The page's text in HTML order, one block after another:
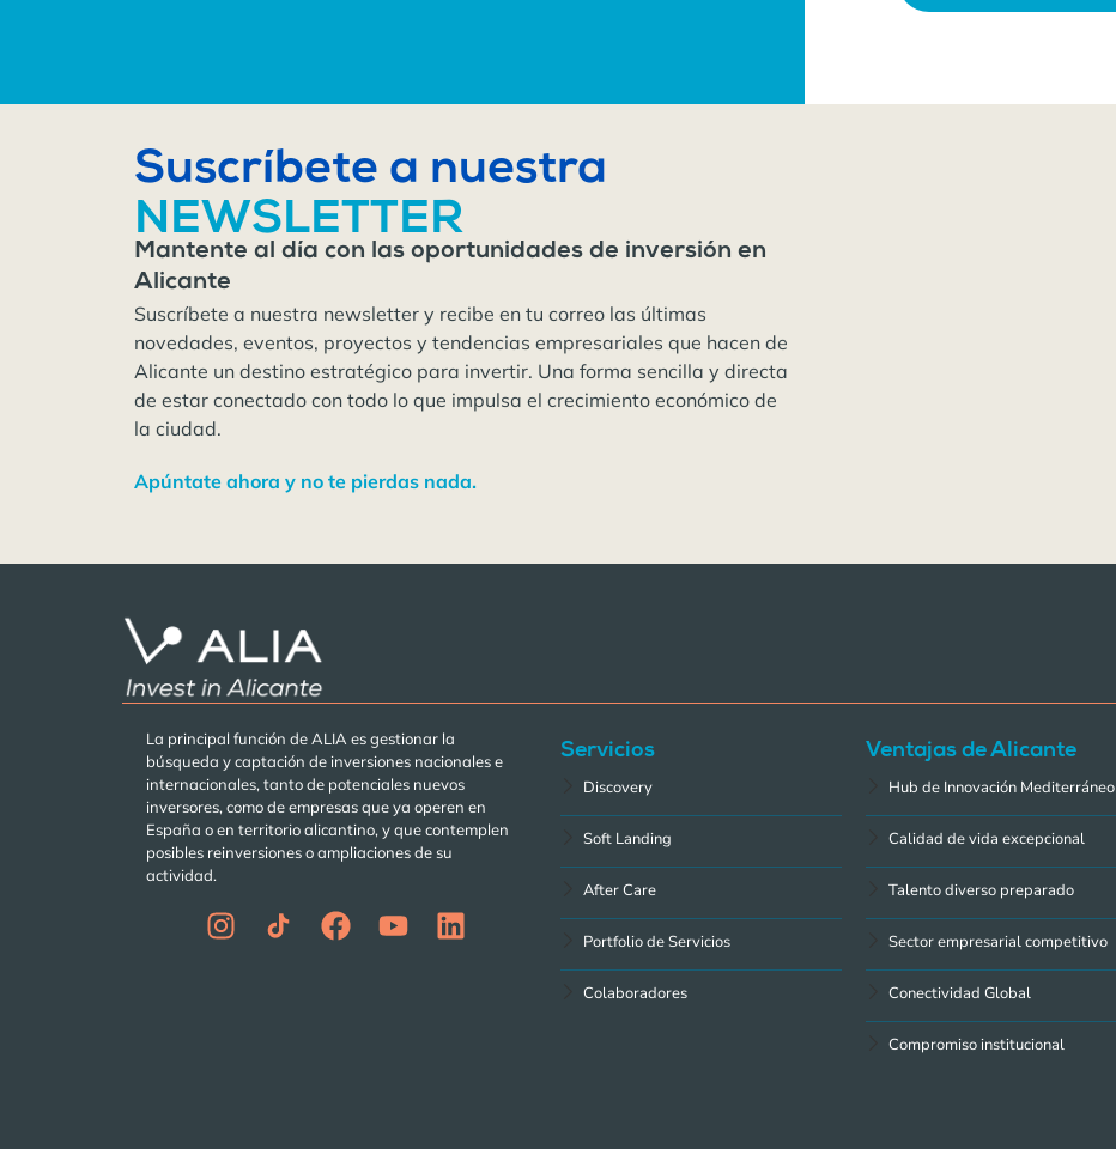
Suscríbete a nuestra
NEWSLETTER
Mantente al día con las oportunidades de inversión en
Alicante
Suscríbete a nuestra newsletter y recibe en tu correo las últimas
novedades, eventos, proyectos y tendencias empresariales que hacen de
Alicante un destino estratégico para invertir. Una forma sencilla y directa
de estar conectado con todo lo que impulsa el crecimiento económico de
la ciudad.
Apúntate ahora y no te pierdas nada.
La principal función de ALIA es gestionar la
búsqueda y captación de inversiones nacionales e
internacionales, tanto de potenciales nuevos
inversores, como de empresas que ya operen en
España o en territorio alicantino, y que contemplen
posibles reinversiones o ampliaciones de su
actividad.
Servicios
Discovery
Soft Landing
After Care
Portfolio de Servicios
Colaboradores
Ventajas de Alicante
Hub de Innovación Mediterráneo
Calidad de vida excepcional
Talento diverso preparado
Sector empresarial competitivo
Conectividad Global
Compromiso institucional